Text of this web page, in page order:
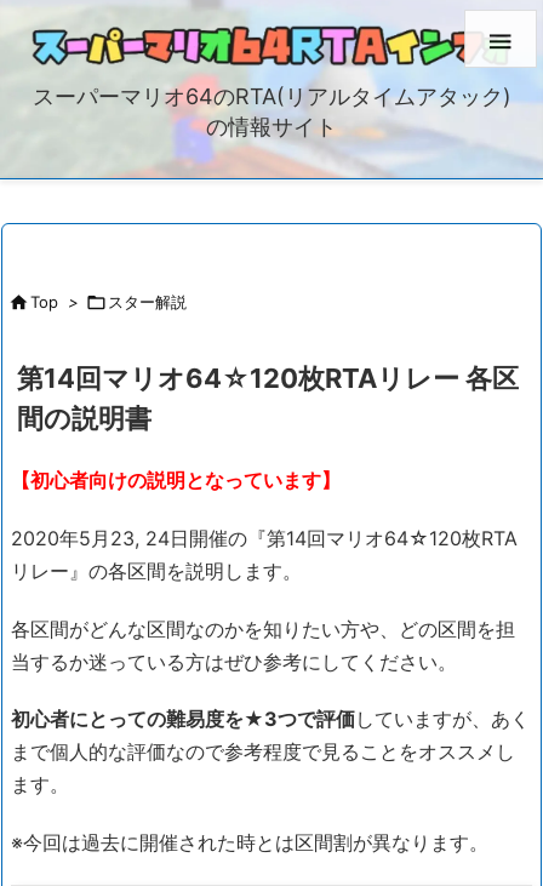
スーパーマリオ64のRTA(リアルタイムアタック)
の情報サイト

Top > スター解説
第14回マリオ64☆120枚RTAリレー 各区
間の説明書
【初心者向けの説明となっています】
2020年5月23, 24日開催の『第14回マリオ64☆120枚RTA
リレー』の各区間を説明します。
各区間がどんな区間なのかを知りたい方や、どの区間を担
当するか迷っている方はぜひ参考にしてください。
初心者にとっての難易度を★3つで評価していますが、あく
まで個人的な評価なので参考程度で見ることをオススメし
ます。
※今回は過去に開催された時とは区間割が異なります。